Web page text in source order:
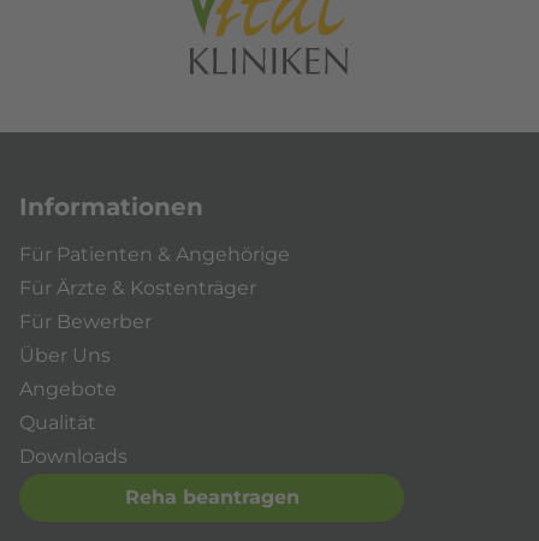
Informationen
Für Patienten & Angehörige
Für Ärzte & Kostenträger
Für Bewerber
Über Uns
Angebote
Qualität
Downloads
Reha beantragen